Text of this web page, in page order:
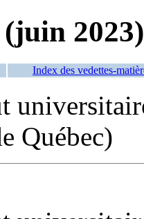
2023)
Index des vedettes-
Québec)